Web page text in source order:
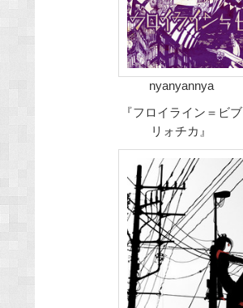
nyanyannya
『フロイライン＝ビブ
リォチカ』